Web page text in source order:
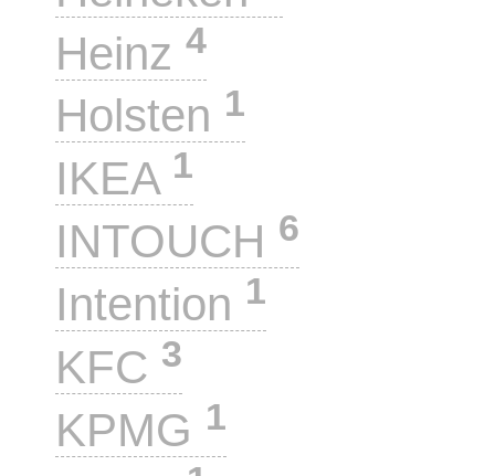
Heinz 4
Holsten 1
IKEA 1
INTOUCH 6
Intention 1
KFC 3
KPMG 1